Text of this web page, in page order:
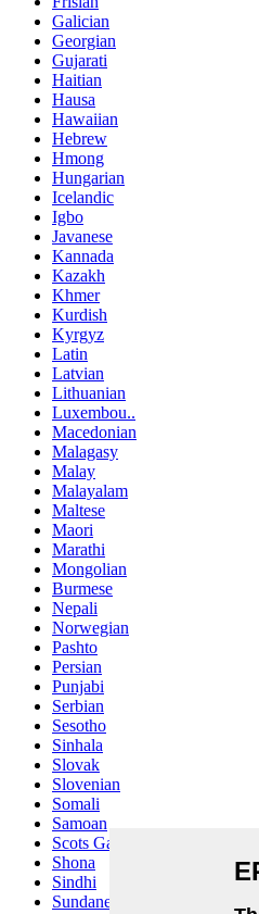
Galician
Georgian
Gujarati
Haitian
Hausa
Hawaiian
Hebrew
Hmong
Hungarian
Icelandic
Igbo
Javanese
Kannada
Kazakh
Khmer
Kurdish
Kyrgyz
Latin
Latvian
Lithuanian
Luxembou..
Macedonian
Malagasy
Malay
Malayalam
Maltese
Maori
Marathi
Mongolian
Burmese
Nepali
Norwegian
Pashto
Persian
Punjabi
Serbian
Sesotho
Sinhala
Slovak
Slovenian
Somali
Samoan
Scots Gaelic
Shona
Sindhi
Sundanese